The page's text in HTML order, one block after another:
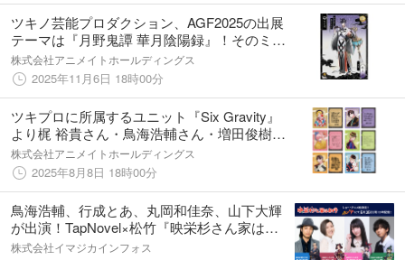
ツキノ芸能プロダクション、AGF2025の出展
テーマは『月野鬼譚 華月陰陽録』！そのミニ
ドラマへの出演と主題歌「華月双命」を歌う
鳥海浩輔さんと前野智昭さんの収録後インタ
ビューが到着！
株式会社アニメイトホールディングス
2025年11月6日 18時00分
ツキプロに所属するユニット『Six Gravity』
より梶 裕貴さん・鳥海浩輔さん・増田俊樹さ
ん・前野智昭さん・細谷佳正さん・KENNさ
んの「宵祭り」収録後インタビューが到着！
株式会社アニメイトホールディングス
2025年8月8日 18時00分
鳥海浩輔、行成とあ、丸岡和佳奈、山下大輝
が出演！TapNovel×松竹『映栄杉さん家はお
侍』がショートアニメ化！
株式会社イマジカインフォス